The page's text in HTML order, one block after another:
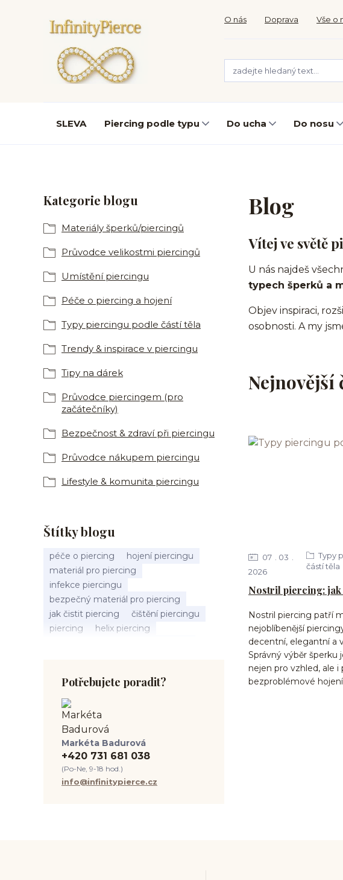
O nás Doprava Vše o
SLEVA Piercing podle typu Do ucha Do nosu
Kategorie blogu
Materiály šperků/piercingů
Průvodce velikostmi piercingů
Umístění piercingu
Péče o piercing a hojení
Typy piercingu podle částí těla
Trendy & inspirace v piercingu
Tipy na dárek
Průvodce piercingem (pro
začátečníky)
Bezpečnost & zdraví při piercingu
Průvodce nákupem piercingu
Lifestyle & komunita piercingu
Štítky blogu
péče o piercing
hojení piercingu
materiál pro piercing
infekce piercingu
bezpečný materiál pro piercing
jak čistit piercing
čištění piercingu
piercing
helix piercing
septum piercing
módní piercing
intimní piercing
tipy pro piercing
piercing pro začátečníky
body piercing
ušní piercing
piercing rady
nový piercing
piercing ucha
chirurgická ocel 316L
první piercing
Potřebujete poradit?
Markéta Badurová
+420 731 681 038
(Po-Ne, 9-18 hod.)
info@infinitypierce.cz
Blog
Vítej ve světě
U nás najdeš
typech šperků a
Objev inspiraci,
osobnosti. A my
Nejnovější
Nostril piercing: jak
07
03
2026
Typy
částí těla
Nostril piercing patří
nejoblíbenější
decentní, elegantní a
Správný výběr šperku
nejen pro vzhled, ale i
bezproblémové